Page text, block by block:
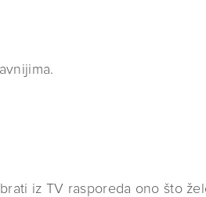
iz TV rasporeda ono što